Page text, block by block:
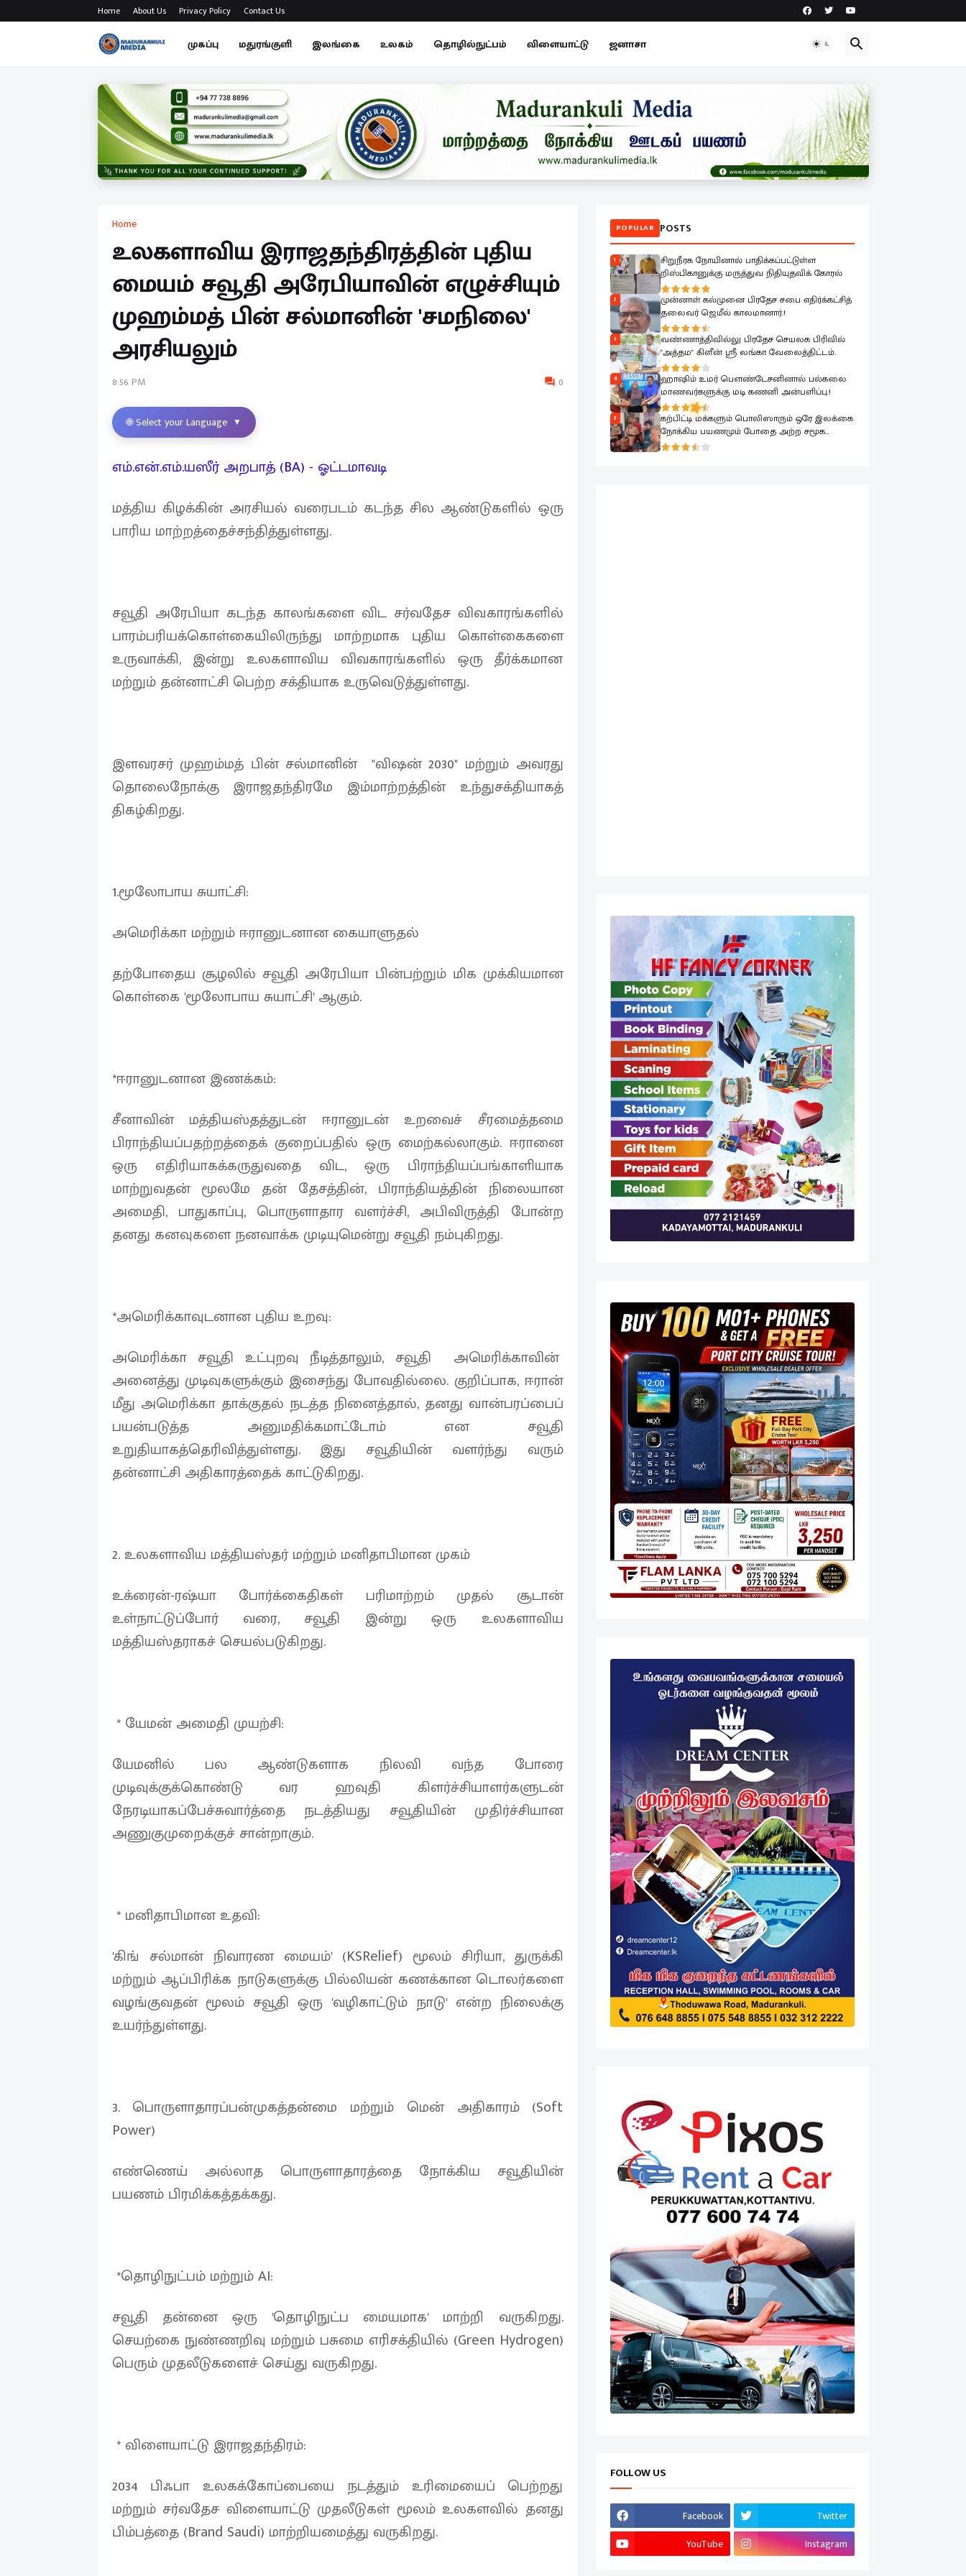
Home About Us Privacy Policy Contact Us
முகப்பு மதுரங்குளி இலங்கை உலகம் தொழில்நுட்பம் விளையாட்டு ஜனாசா
Home
உலகளாவிய இராஜதந்திரத்தின் புதிய
மையம் சவூதி அரேபியாவின் எழுச்சியும்
முஹம்மத் பின் சல்மானின் 'சமநிலை'
அரசியலும்
8:56 PM 0
🌐 Select your Language ▼
எம்.என்.எம்.யஸீர் அறபாத் (BA) - ஓட்டமாவடி
மத்திய கிழக்கின் அரசியல் வரைபடம் கடந்த சில ஆண்டுகளில் ஒரு
பாரிய மாற்றத்தைச்சந்தித்துள்ளது.
சவூதி அரேபியா கடந்த காலங்களை விட சர்வதேச விவகாரங்களில்
பாரம்பரியக்கொள்கையிலிருந்து மாற்றமாக புதிய கொள்கைகளை
உருவாக்கி, இன்று உலகளாவிய விவகாரங்களில் ஒரு தீர்க்கமான
மற்றும் தன்னாட்சி பெற்ற சக்தியாக உருவெடுத்துள்ளது.
இளவரசர் முஹம்மத் பின் சல்மானின் "விஷன் 2030" மற்றும் அவரது
தொலைநோக்கு இராஜதந்திரமே இம்மாற்றத்தின் உந்துசக்தியாகத்
திகழ்கிறது.
1.மூலோபாய சுயாட்சி:
அமெரிக்கா மற்றும் ஈரானுடனான கையாளுதல்
தற்போதைய சூழலில் சவூதி அரேபியா பின்பற்றும் மிக முக்கியமான
கொள்கை 'மூலோபாய சுயாட்சி' ஆகும்.
*ஈரானுடனான இணக்கம்:
சீனாவின் மத்தியஸ்தத்துடன் ஈரானுடன் உறவைச் சீரமைத்தமை
பிராந்தியப்பதற்றத்தைக் குறைப்பதில் ஒரு மைற்கல்லாகும். ஈரானை
ஒரு எதிரியாகக்கருதுவதை விட, ஒரு பிராந்தியப்பங்காளியாக
மாற்றுவதன் மூலமே தன் தேசத்தின், பிராந்தியத்தின் நிலையான
அமைதி, பாதுகாப்பு, பொருளாதார வளர்ச்சி, அபிவிருத்தி போன்ற
தனது கனவுகளை நனவாக்க முடியுமென்று சவூதி நம்புகிறது.
*அமெரிக்காவுடனான புதிய உறவு:
அமெரிக்கா சவூதி உட்புறவு நீடித்தாலும், சவூதி அமெரிக்காவின்
அனைத்து முடிவுகளுக்கும் இசைந்து போவதில்லை. குறிப்பாக, ஈரான்
மீது அமெரிக்கா தாக்குதல் நடத்த நினைத்தால், தனது வான்பரப்பைப்
பயன்படுத்த அனுமதிக்கமாட்டோம் என சவூதி
உறுதியாகத்தெரிவித்துள்ளது. இது சவூதியின் வளர்ந்து வரும்
தன்னாட்சி அதிகாரத்தைக் காட்டுகிறது.
2. உலகளாவிய மத்தியஸ்தர் மற்றும் மனிதாபிமான முகம்
உக்ரைன்-ரஷ்யா போர்க்கைதிகள் பரிமாற்றம் முதல் சூடான்
உள்நாட்டுப்போர் வரை, சவூதி இன்று ஒரு உலகளாவிய
மத்தியஸ்தராகச் செயல்படுகிறது.
* யேமன் அமைதி முயற்சி:
யேமனில் பல ஆண்டுகளாக நிலவி வந்த போரை
முடிவுக்குக்கொண்டு வர ஹவுதி கிளர்ச்சியாளர்களுடன்
நேரடியாகப்பேச்சுவார்த்தை நடத்தியது சவூதியின் முதிர்ச்சியான
அணுகுமுறைக்குச் சான்றாகும்.
* மனிதாபிமான உதவி:
'கிங் சல்மான் நிவாரண மையம்' (KSRelief) மூலம் சிரியா, துருக்கி
மற்றும் ஆப்பிரிக்க நாடுகளுக்கு பில்லியன் கணக்கான டொலர்களை
வழங்குவதன் மூலம் சவூதி ஒரு 'வழிகாட்டும் நாடு' என்ற நிலைக்கு
உயர்ந்துள்ளது.
3. பொருளாதாரப்பன்முகத்தன்மை மற்றும் மென் அதிகாரம் (Soft
Power)
எண்ணெய் அல்லாத பொருளாதாரத்தை நோக்கிய சவூதியின்
பயணம் பிரமிக்கத்தக்கது.
*தொழிநுட்பம் மற்றும் AI:
சவூதி தன்னை ஒரு 'தொழிநுட்ப மையமாக' மாற்றி வருகிறது.
செயற்கை நுண்ணறிவு மற்றும் பசுமை எரிசக்தியில் (Green Hydrogen)
பெரும் முதலீடுகளைச் செய்து வருகிறது.
* விளையாட்டு இராஜதந்திரம்:
2034 பிஃபா உலகக்கோப்பையை நடத்தும் உரிமையைப் பெற்றது
மற்றும் சர்வதேச விளையாட்டு முதலீடுகள் மூலம் உலகளவில் தனது
பிம்பத்தை (Brand Saudi) மாற்றியமைத்து வருகிறது.
POPULAR POSTS
1
சிறுநீரக நோயினால் பாதிக்கப்பட்டுள்ள
றிஸ்பிகானுக்கு மருத்துவ நிதியுதவிக் கோரல்
2
முன்னாள் கல்முனை பிரதேச சபை எதிர்க்கட்சித்
தலைவர் ஜெமீல் காலமானார்.!
3
வண்ணாத்திவில்லு பிரதேச செயலக பிரிவில்
"அத்தம" கிளீன் ஸ்ரீ லங்கா வேலைத்திட்டம்.
4
ஹாஷிம் உமர் பௌண்டேசனினால் பல்கலை
மாணவர்களுக்கு மடி கணனி அன்பளிப்பு.!
5
கற்பிட்டி மக்களும் பொலிஸாரும் ஒரே இலக்கை
நோக்கிய பயணமும் போதை அற்ற சமூக
உருவாக்கமும்
FOLLOW US
Facebook
Twitter
YouTube
Instagram